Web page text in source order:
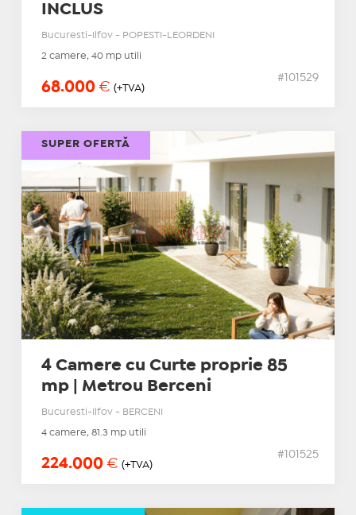
INCLUS
Bucuresti-Ilfov - POPESTI-LEORDENI
2 camere, 40 mp utili
68.000 € (+TVA)
#101529
4 Camere cu Curte proprie 85
mp | Metrou Berceni
Bucuresti-Ilfov - BERCENI
4 camere, 81.3 mp utili
224.000 € (+TVA)
#101525
SUPER OFERTĂ